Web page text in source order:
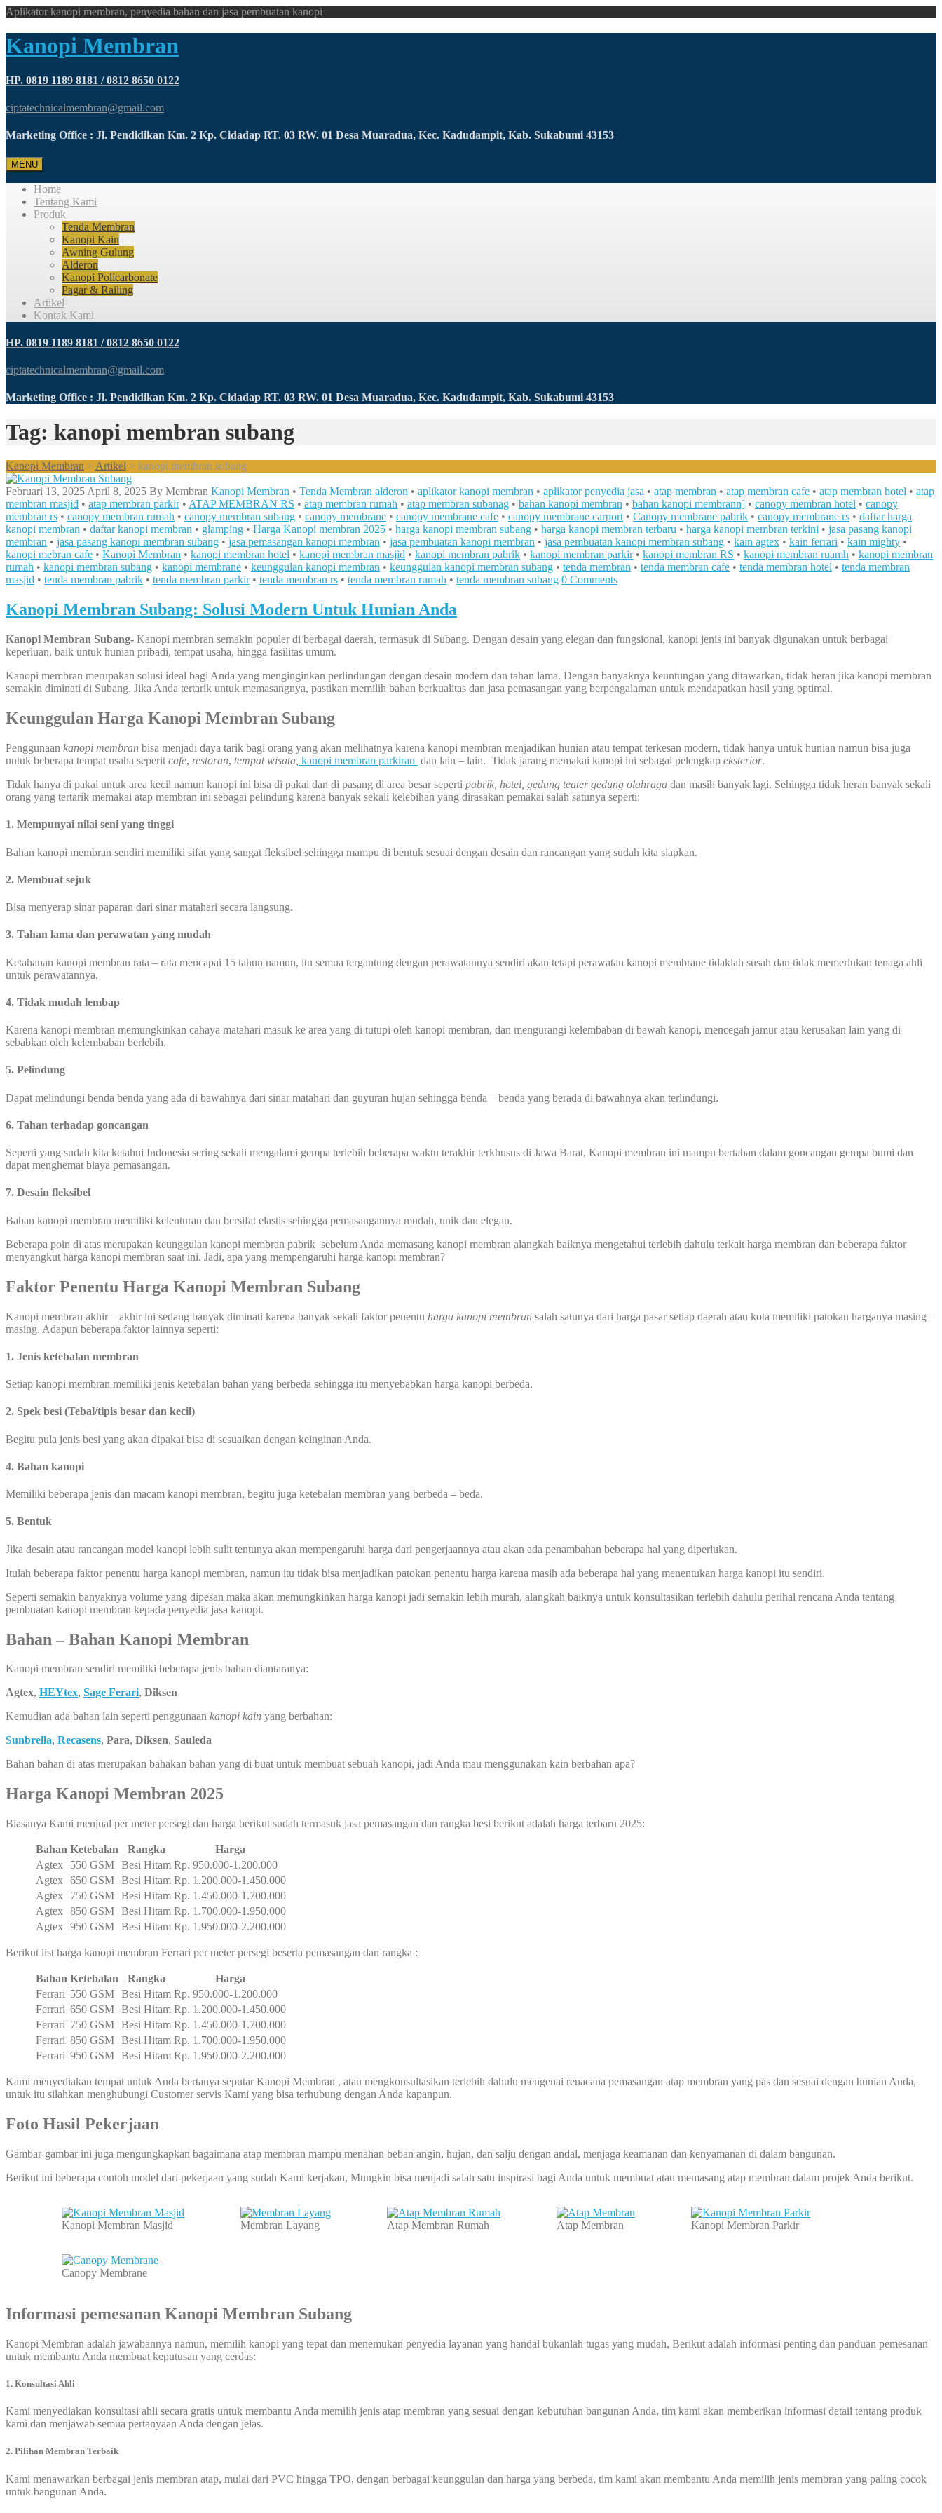
Aplikator kanopi membran, penyedia bahan dan jasa pembuatan kanopi
Kanopi Membran
HP. 0819 1189 8181 / 0812 8650 0122
ciptatechnicalmembran@gmail.com
Marketing Office : Jl. Pendidikan Km. 2 Kp. Cidadap RT. 03 RW. 01 Desa Muaradua, Kec. Kadudampit, Kab. Sukabumi 43153
MENU
Home
Tentang Kami
Produk
Tenda Membran
Kanopi Kain
Awning Gulung
Alderon
Kanopi Policarbonate
Pagar & Railing
Artikel
Kontak Kami
HP. 0819 1189 8181 / 0812 8650 0122
ciptatechnicalmembran@gmail.com
Marketing Office : Jl. Pendidikan Km. 2 Kp. Cidadap RT. 03 RW. 01 Desa Muaradua, Kec. Kadudampit, Kab. Sukabumi 43153
Tag: kanopi membran subang
Kanopi Membran > Artikel > kanopi membran subang
Februari 13, 2025 April 8, 2025 By Membran Kanopi Membran • Tenda Membran alderon • aplikator kanopi membran • aplikator penyedia jasa • atap membran • atap membran cafe • atap membran hotel • atap
membran masjid • atap membran parkir• ATAP MEMBRAN RS • atap membran rumah • atap membran subanag • bahan kanopi membran • bahan kanopi membrann] • canopy membran hotel • canopy
membran rs • canopy membran rumah • canopy membran subang • canopy membrane • canopy membrane cafe • canopy membrane carport • Canopy membrane pabrik • canopy membrane rs • daftar harga
kanopi membran • daftar kanopi membran • glamping • Harga Kanopi membran 2025 • harga kanopi membran subang • harga kanopi membran terbaru • harga kanopi membran terkini • jasa pasang kanopi
membran • jasa pasang kanopi membran subang • jasa pemasangan kanopi membran • jasa pembuatan kanopi membran • jasa pembuatan kanopi membran subang • kain agtex • kain ferrari • kain mighty •
kanopi mebran cafe • Kanopi Membran • kanopi membran hotel • kanopi membran masjid • kanopi membran pabrik • kanopi membran parkir• kanopi membran RS • kanopi membran ruamh • kanopi membran
rumah • kanopi membran subang • kanopi membrane • keunggulan kanopi membran • keunggulan kanopi membran subang • tenda membran • tenda membran cafe • tenda membran hotel • tenda membran
masjid • tenda membran pabrik • tenda membran parkir• tenda membran rs • tenda membran rumah • tenda membran subang 0 Comments
Kanopi Membran Subang: Solusi Modern Untuk Hunian Anda
Kanopi Membran Subang- Kanopi membran semakin populer di berbagai daerah, termasuk di Subang. Dengan desain yang elegan dan fungsional, kanopi jenis ini banyak digunakan untuk berbagai
keperluan, baik untuk hunian pribadi, tempat usaha, hingga fasilitas umum.
Kanopi membran merupakan solusi ideal bagi Anda yang menginginkan perlindungan dengan desain modern dan tahan lama. Dengan banyaknya keuntungan yang ditawarkan, tidak heran jika kanopi membran
semakin diminati di Subang. Jika Anda tertarik untuk memasangnya, pastikan memilih bahan berkualitas dan jasa pemasangan yang berpengalaman untuk mendapatkan hasil yang optimal.
Keunggulan Harga Kanopi Membran Subang
Penggunaan kanopi membran bisa menjadi daya tarik bagi orang yang akan melihatnya karena kanopi membran menjadikan hunian atau tempat terkesan modern, tidak hanya untuk hunian namun bisa juga
untuk beberapa tempat usaha seperit cafe, restoran, tempat wisata, kanopi membran parkiran dan lain – lain. Tidak jarang memakai kanopi ini sebagai pelengkap eksterior.
Tidak hanya di pakai untuk area kecil namun kanopi ini bisa di pakai dan di pasang di area besar seperti pabrik, hotel, gedung teater gedung olahraga dan masih banyak lagi. Sehingga tidak heran banyak sekali
orang yang tertarik memakai atap membran ini sebagai pelindung karena banyak sekali kelebihan yang dirasakan pemakai salah satunya seperti:
1. Mempunyai nilai seni yang tinggi
Bahan kanopi membran sendiri memiliki sifat yang sangat fleksibel sehingga mampu di bentuk sesuai dengan desain dan rancangan yang sudah kita siapkan.
2. Membuat sejuk
Bisa menyerap sinar paparan dari sinar matahari secara langsung.
3. Tahan lama dan perawatan yang mudah
Ketahanan kanopi membran rata – rata mencapai 15 tahun namun, itu semua tergantung dengan perawatannya sendiri akan tetapi perawatan kanopi membrane tidaklah susah dan tidak memerlukan tenaga ahli
untuk perawatannya.
4. Tidak mudah lembap
Karena kanopi membran memungkinkan cahaya matahari masuk ke area yang di tutupi oleh kanopi membran, dan mengurangi kelembaban di bawah kanopi, mencegah jamur atau kerusakan lain yang di
sebabkan oleh kelembaban berlebih.
5. Pelindung
Dapat melindungi benda benda yang ada di bawahnya dari sinar matahari dan guyuran hujan sehingga benda – benda yang berada di bawahnya akan terlindungi.
6. Tahan terhadap goncangan
Seperti yang sudah kita ketahui Indonesia sering sekali mengalami gempa terlebih beberapa waktu terakhir terkhusus di Jawa Barat, Kanopi membran ini mampu bertahan dalam goncangan gempa bumi dan
dapat menghemat biaya pemasangan.
7. Desain fleksibel
Bahan kanopi membran memiliki kelenturan dan bersifat elastis sehingga pemasangannya mudah, unik dan elegan.
Beberapa poin di atas merupakan keunggulan kanopi membran pabrik sebelum Anda memasang kanopi membran alangkah baiknya mengetahui terlebih dahulu terkait harga membran dan beberapa faktor
menyangkut harga kanopi membran saat ini. Jadi, apa yang mempengaruhi harga kanopi membran?
Faktor Penentu Harga Kanopi Membran Subang
Kanopi membran akhir – akhir ini sedang banyak diminati karena banyak sekali faktor penentu harga kanopi membran salah satunya dari harga pasar setiap daerah atau kota memiliki patokan harganya masing –
masing. Adapun beberapa faktor lainnya seperti:
1. Jenis ketebalan membran
Setiap kanopi membran memiliki jenis ketebalan bahan yang berbeda sehingga itu menyebabkan harga kanopi berbeda.
2. Spek besi (Tebal/tipis besar dan kecil)
Begitu pula jenis besi yang akan dipakai bisa di sesuaikan dengan keinginan Anda.
4. Bahan kanopi
Memiliki beberapa jenis dan macam kanopi membran, begitu juga ketebalan membran yang berbeda – beda.
5. Bentuk
Jika desain atau rancangan model kanopi lebih sulit tentunya akan mempengaruhi harga dari pengerjaannya atau akan ada penambahan beberapa hal yang diperlukan.
Itulah beberapa faktor penentu harga kanopi membran, namun itu tidak bisa menjadikan patokan penentu harga karena masih ada beberapa hal yang menentukan harga kanopi itu sendiri.
Seperti semakin banyaknya volume yang dipesan maka akan memungkinkan harga kanopi jadi semakin lebih murah, alangkah baiknya untuk konsultasikan terlebih dahulu perihal rencana Anda tentang
pembuatan kanopi membran kepada penyedia jasa kanopi.
Bahan – Bahan Kanopi Membran
Kanopi membran sendiri memiliki beberapa jenis bahan diantaranya:
Agtex, HEYtex, Sage Ferari, Diksen
Kemudian ada bahan lain seperti penggunaan kanopi kain yang berbahan:
Sunbrella, Recasens, Para, Diksen, Sauleda
Bahan bahan di atas merupakan bahakan bahan yang di buat untuk membuat sebuah kanopi, jadi Anda mau menggunakan kain berbahan apa?
Harga Kanopi Membran 2025
Biasanya Kami menjual per meter persegi dan harga berikut sudah termasuk jasa pemasangan dan rangka besi berikut adalah harga terbaru 2025:
Bahan Ketebalan Rangka
Harga
Agtex
550 GSM Besi Hitam Rp. 950.000-1.200.000
Agtex
650 GSM Besi Hitam Rp. 1.200.000-1.450.000
Agtex
750 GSM Besi Hitam Rp. 1.450.000-1.700.000
Agtex
850 GSM Besi Hitam Rp. 1.700.000-1.950.000
Agtex
950 GSM Besi Hitam Rp. 1.950.000-2.200.000
Berikut list harga kanopi membran Ferrari per meter persegi beserta pemasangan dan rangka :
Bahan Ketebalan Rangka
Harga
Ferrari 550 GSM Besi Hitam Rp. 950.000-1.200.000
Ferrari 650 GSM Besi Hitam Rp. 1.200.000-1.450.000
Ferrari 750 GSM Besi Hitam Rp. 1.450.000-1.700.000
Ferrari 850 GSM Besi Hitam Rp. 1.700.000-1.950.000
Ferrari 950 GSM Besi Hitam Rp. 1.950.000-2.200.000
Kami menyediakan tempat untuk Anda bertanya seputar Kanopi Membran , atau mengkonsultasikan terlebih dahulu mengenai renacana pemasangan atap membran yang pas dan sesuai dengan hunian Anda,
untuk itu silahkan menghubungi Customer servis Kami yang bisa terhubung dengan Anda kapanpun.
Foto Hasil Pekerjaan
Gambar-gambar ini juga mengungkapkan bagaimana atap membran mampu menahan beban angin, hujan, dan salju dengan andal, menjaga keamanan dan kenyamanan di dalam bangunan.
Berikut ini beberapa contoh model dari pekerjaan yang sudah Kami kerjakan, Mungkin bisa menjadi salah satu inspirasi bagi Anda untuk membuat atau memasang atap membran dalam projek Anda berikut.
Kanopi Membran Masjid Membran Layang Atap Membran Rumah Atap Membran Kanopi Membran Parkir
Canopy Membrane
Informasi pemesanan Kanopi Membran Subang
Kanopi Membran adalah jawabannya namun, memilih kanopi yang tepat dan menemukan penyedia layanan yang handal bukanlah tugas yang mudah, Berikut adalah informasi penting dan panduan pemesanan
untuk membantu Anda membuat keputusan yang cerdas:
1. Konsultasi Ahli
Kami menyediakan konsultasi ahli secara gratis untuk membantu Anda memilih jenis atap membran yang sesuai dengan kebutuhan bangunan Anda, tim kami akan memberikan informasi detail tentang produk
kami dan menjawab semua pertanyaan Anda dengan jelas.
2. Pilihan Membran Terbaik
Kami menawarkan berbagai jenis membran atap, mulai dari PVC hingga TPO, dengan berbagai keunggulan dan harga yang berbeda, tim kami akan membantu Anda memilih jenis membran yang paling cocok
untuk bangunan Anda.